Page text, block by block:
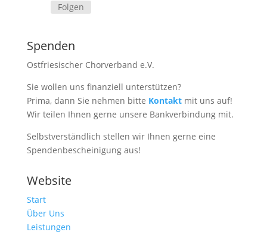
Folgen
Spenden
Ostfriesischer Chorverband e.V.
Sie wollen uns finanziell unterstützen?
Prima, dann Sie nehmen bitte Kontaktmit uns auf!
Wir teilen Ihnen gerne unsere Bankverbindung mit.
Selbstverständlich stellen wir Ihnen gerne eine
Spendenbescheinigung aus!
Website
Start
Über Uns
Leistungen